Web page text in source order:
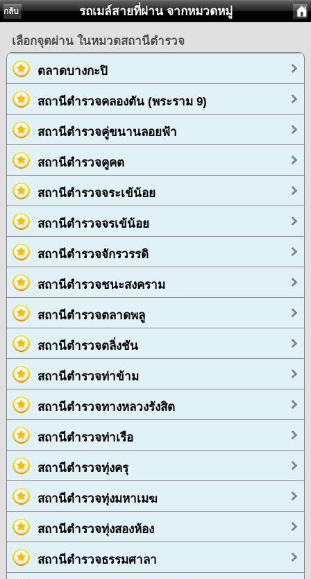
กลับ รถเมล์สายที่ผ่าน จากหมวดหมู่
เลือกจุดผ่าน ในหมวดสถานีตำรวจ
ตลาดบางกะปิ
สถานีตำรวจคลองตัน (พระราม 9)
สถานีตำรวจคู่ขนานลอยฟ้า
สถานีตำรวจคูคต
สถานีตำรวจจระเข้น้อย
สถานีตำรวจจรเข้น้อย
สถานีตำรวจจักรวรรดิ
สถานีตำรวจชนะสงคราม
สถานีตำรวจตลาดพลู
สถานีตำรวจตลิ่งชัน
สถานีตำรวจท่าข้าม
สถานีตำรวจทางหลวงรังสิต
สถานีตำรวจท่าเรือ
สถานีตำรวจทุ่งครุ
สถานีตำรวจทุ่งมหาเมฆ
สถานีตำรวจทุ่งสองห้อง
สถานีตำรวจธรรมศาลา